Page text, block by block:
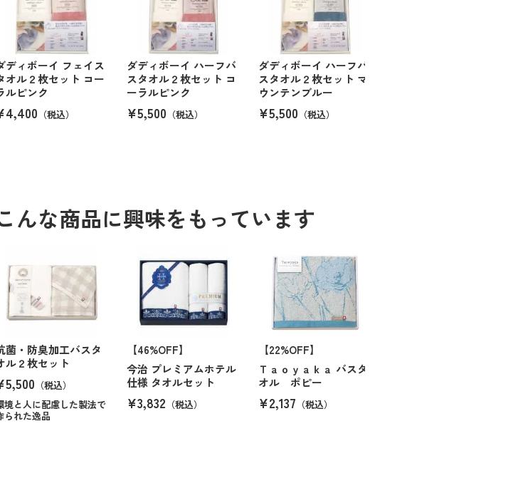
ディボーイ フェイス
オル２枚セット コー
ルピンク
（税込）
ダディボーイ ハーフバ
スタオル２枚セット コ
ーラルピンク
¥5,500 （税込）
ダディボーイ ハーフバ
スタオル２枚セット マ
ウンテンブルー
¥5,500 （税込）
んな商品に興味をもっています
菌・防臭加工バスタ
ル２枚セット
（税込）
境と人に配慮した製法で
られた逸品
【46%OFF】
今治 プレミアムホテル
仕様 タオルセット
¥3,832 （税込）
【22%OFF】
Ｔａｏｙａｋａ バスタ
オル ポピー
¥2,137 （税込）